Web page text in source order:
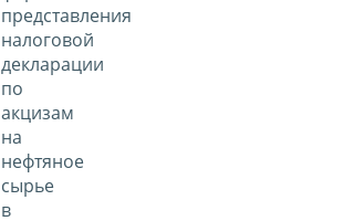
представления
налоговой
декларации
по
акцизам
на
нефтяное
сырье
в